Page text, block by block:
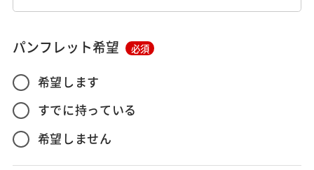
パンフレット希望 必須
希望します
すでに持っている
希望しません